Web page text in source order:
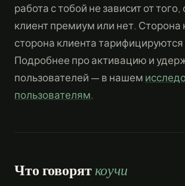
работа с тобой не зависит от того,
клиент премиум или нет. Сторона
сторона клиента
Подробнее про активацию и
пользователей — в нашем
пользователям.
Что говоряткоучи